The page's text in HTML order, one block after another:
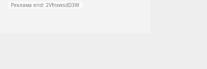
Реклама erid: 2VfnxwsdD3W